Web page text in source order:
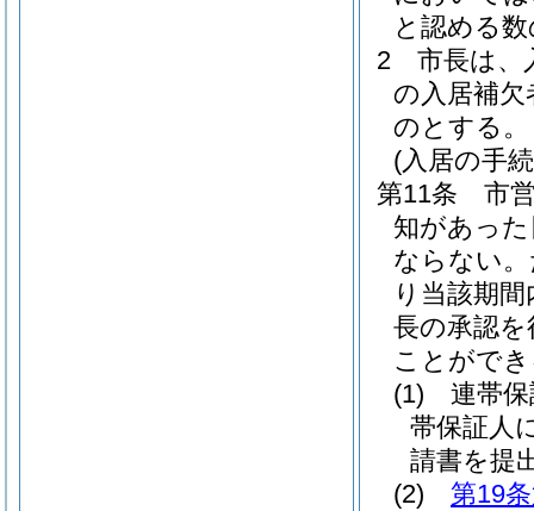
と認める
2
市長は、
の入居補
のとする。
(入居の手
第11条
市
知があっ
ならない。
り当該期
長の承認
ことがで
(1)
連帯
帯保証人
請書を提
(2)
第19